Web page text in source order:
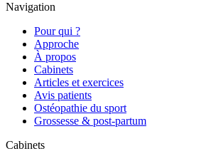
Navigation
Pour qui ?
Approche
À propos
Cabinets
Articles et exercices
Avis patients
Ostéopathie du sport
Grossesse & post-partum
Cabinets